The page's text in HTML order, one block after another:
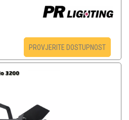
PROVJERITE DOSTUPNOST